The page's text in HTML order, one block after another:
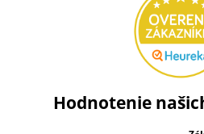
Hodnotenie